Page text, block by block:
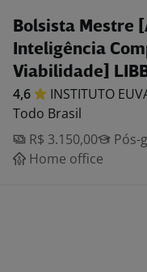
Bolsista Mestre
Inteligência
Viabilidade]
4,6 INSTITUTO
Todo Brasil
R$ 3.150,00
Pós-
Home office